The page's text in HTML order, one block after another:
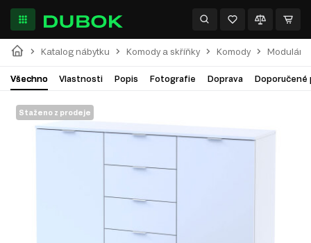
Katalog nábytku Komody a skříňky Komody
Všechno Vlastnosti Popis Fotografie Doprava Doporučené
Staženo z prodeje